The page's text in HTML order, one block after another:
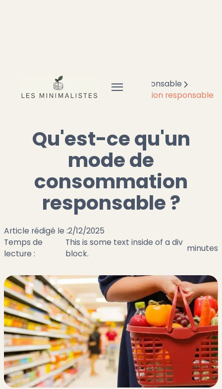
Frugal
Consommation responsable
Qu'est-ce qu'un mode de consommation responsable
Qu'est-ce qu'un
mode de
consommation
responsable ?
Article rédigé le :2/12/2025
Temps de
lecture :
This is some text inside of a div
block.
minutes